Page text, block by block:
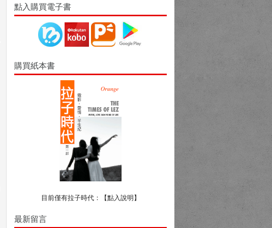
點入購買電子書
購買紙本書
目前僅有拉子時代： 【點入說明】
最新留言